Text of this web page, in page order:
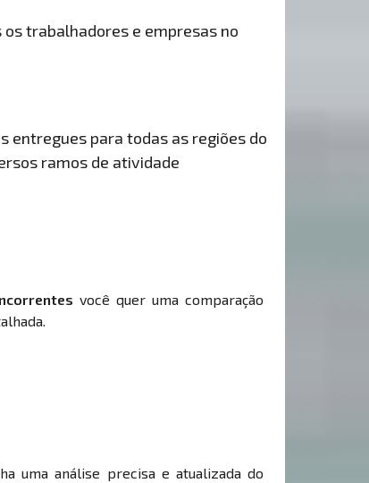
trabalhadores e empresas no
entregues para todas as regiões do
ramos de atividade
você quer uma comparação
uma análise precisa e atualizada do